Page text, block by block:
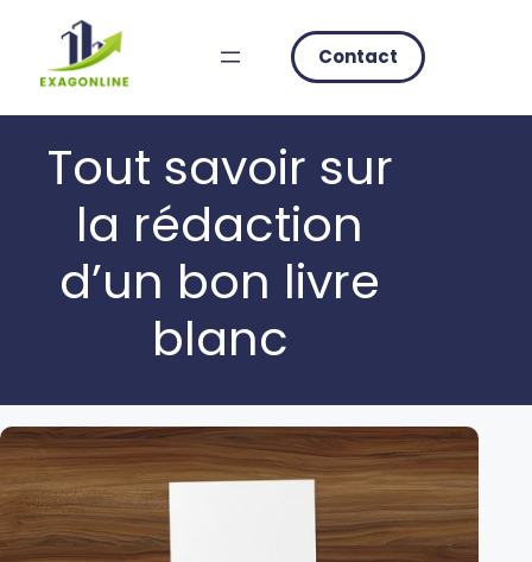
content
Contact
Tout savoir sur
la rédaction
d’un bon livre
blanc